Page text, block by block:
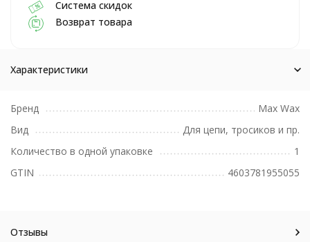
Система скидок
Возврат товара
Характеристики
Бренд
Max Wax
Вид
Для цепи, тросиков и пр.
Количество в одной упаковке
1
GTIN
4603781955055
Отзывы